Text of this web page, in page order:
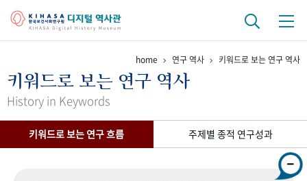
걸어온 길 기관 변천사 역대 기관장
연구 역사
home 연구 역사 키워드로 보는 연구 역사
키워드로 보는 연구 역사
History in Keywords
키워드로 보는 연구 흐름 주제별 종적 연구성과